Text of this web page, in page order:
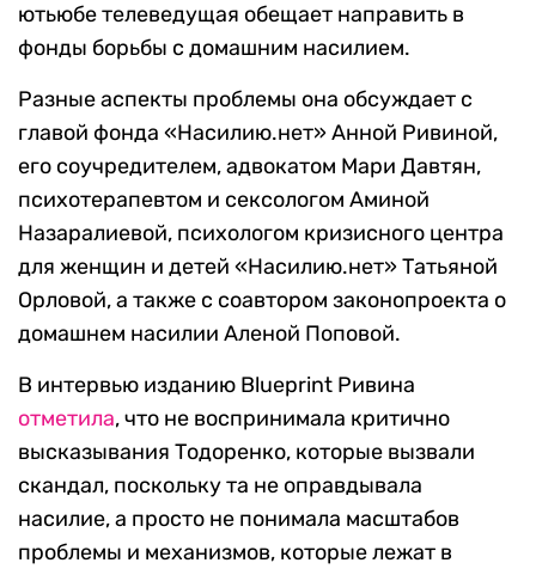
ютьюбе телеведущая обещает направить в
фонды борьбы с домашним насилием.
Разные аспекты проблемы она обсуждает с
главой фонда «Насилию.нет» Анной Ривиной,
его соучредителем, адвокатом Мари Давтян,
психотерапевтом и сексологом Аминой
Назаралиевой, психолог‌ом кризисного‌ ‌центра‌
для женщин ‌и‌ ‌детей «Насилию.нет» Татьяной
Орловой, а также с соавтором законопроекта о
домашнем насилии Аленой Поповой.
В интервью изданию Blueprint Ривина
отметила, что не воспринимала критично
высказывания Тодоренко, которые вызвали
скандал, поскольку та не оправдывала
насилие, а просто не понимала масштабов
проблемы и механизмов, которые лежат в